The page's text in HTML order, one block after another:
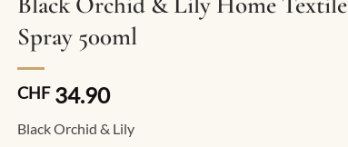
Spray 500ml
CHF34.90
Black Orchid & Lily